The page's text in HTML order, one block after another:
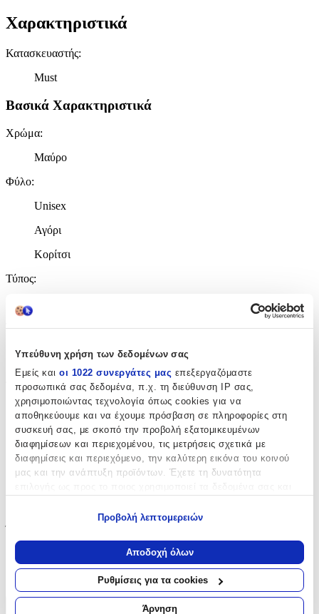
Υπεύθυνη χρήση των δεδομένων σας
Εμείς και οι 1022 συνεργάτες μας επεξεργαζόμαστε
προσωπικά σας δεδομένα, π.χ. τη διεύθυνση IP σας,
χρησιμοποιώντας τεχνολογία όπως cookies για να
αποθηκεύουμε και να έχουμε πρόσβαση σε πληροφορίες στη
συσκευή σας, με σκοπό την προβολή εξατομικευμένων
διαφημίσεων και περιεχομένου, τις μετρήσεις σχετικά με
διαφημίσεις και περιεχόμενο, την καλύτερη εικόνα του κοινού
μας και την ανάπτυξη προϊόντων. Έχετε τη δυνατότητα
Να συλλέξουμε πληροφορίες σχετικά με τη γεωγραφική
σας τοποθεσία, οι οποίες μπορεί να είναι ακριβείς σε
απόσταση μερικών μέτρων
Να αναγνωρίσουμε τη συσκευή σας σαρώνοντας ενεργά
για συγκεκριμένα χαρακτηριστικά (δακτυλικό αποτύπωμα)
Προβολή λεπτομερειών
Αποδοχή όλων
Ρυθμίσεις για τα cookies
Άρνηση
Χαρακτηριστικά
Κατασκευαστής:
Must
Βασικά Χαρακτηριστικά
Χρώμα:
Μαύρο
Φύλο:
Unisex
Αγόρι
Κορίτσι
Τύπος:
Τάξη:
Δημοτικού
Διαστάσεις
Μήκος:
32
cm
Πλάτος: